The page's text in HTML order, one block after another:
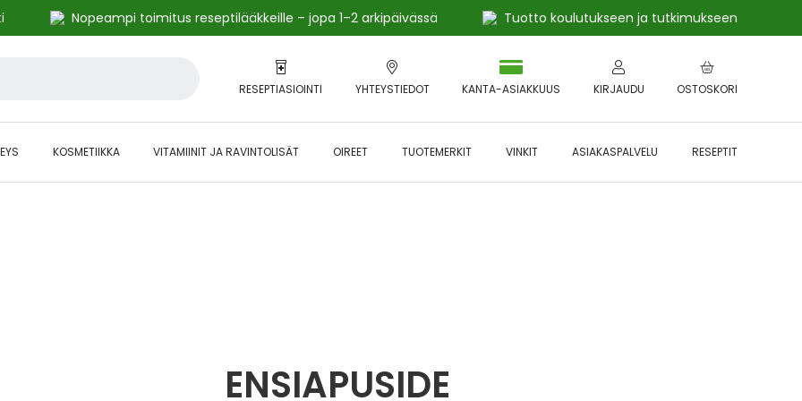
Nopeampi toimitus reseptilääkkeille – jopa 1–2 arkipäivässä
Tuotto koulutukseen ja tutkimukseen
RESEPTIASIOINTI YHTEYSTIEDOT OSTOSKORI
KANTA-ASIAKKUUS KIRJAUDU
KOSMETIIKKA VITAMIINIT JA RAVINTOLISÄT OIREET TUOTEMERKIT VINKIT ASIAKASPALVELU RESEPTIT
ENSIAPUSIDE